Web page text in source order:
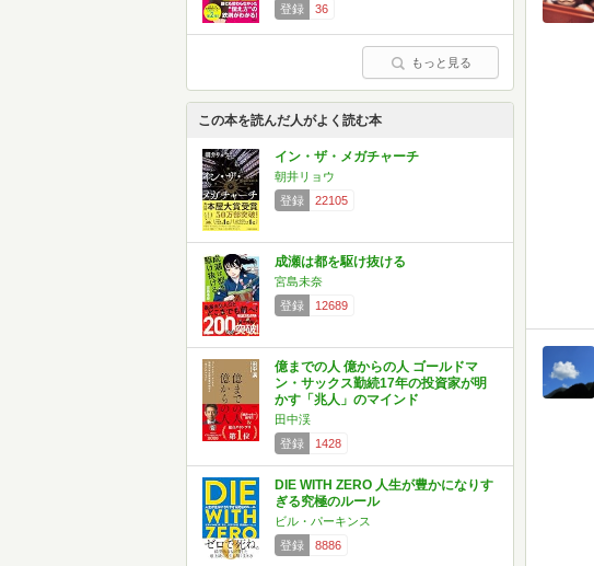
登録
36
もっと見る
この本を読んだ人がよく読む本
イン・ザ・メガチャーチ
朝井リョウ
登録
22105
成瀬は都を駆け抜ける
宮島未奈
登録
12689
億までの人 億からの人 ゴールドマ
ン・サックス勤続17年の投資家が明
かす「兆人」のマインド
田中渓
登録
1428
DIE WITH ZERO 人生が豊かになりす
ぎる究極のルール
ビル・パーキンス
登録
8886